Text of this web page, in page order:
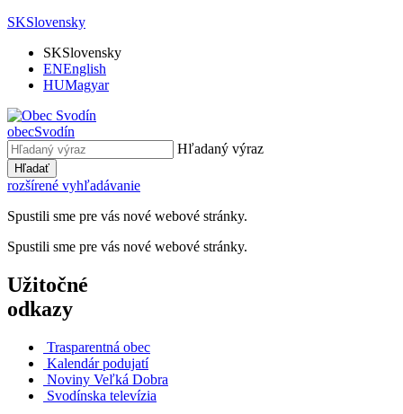
SKSlovensky
SKSlovensky
ENEnglish
HUMagyar
obecSvodín
Hľadaný výraz
Hľadať
rozšírené vyhľadávanie
Spustili sme pre vás nové webové stránky.
Spustili sme pre vás nové webové stránky.
Užitočné
odkazy
Trasparentná obec
Kalendár podujatí
Noviny Veľká Dobra
Svodínska televízia